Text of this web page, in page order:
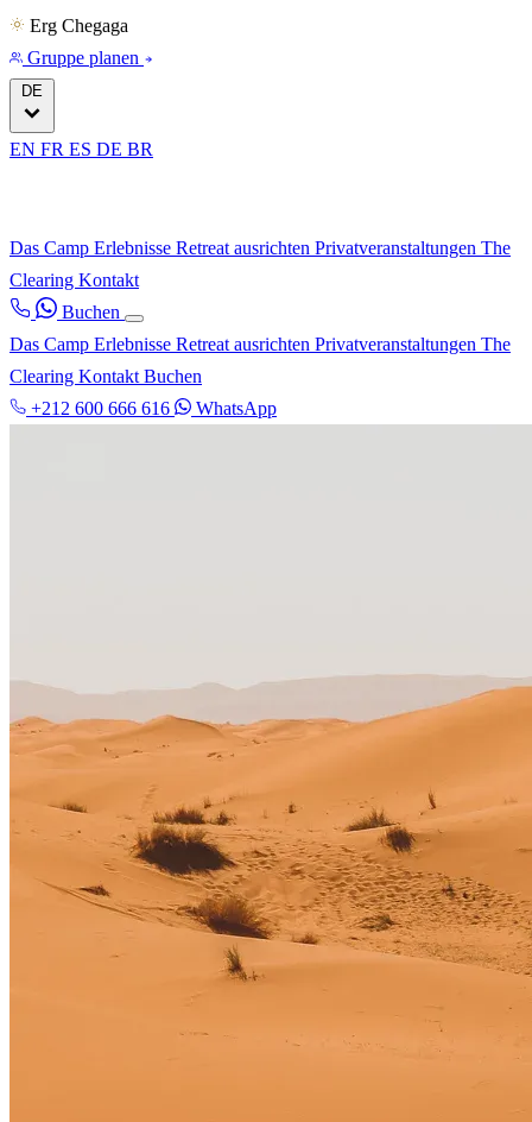
Erg Chegaga
Gruppe planen
DE
EN FR ES DE BR
Das Camp Erlebnisse Retreat ausrichten Privatveranstaltungen The
Clearing Kontakt
Buchen
Das Camp Erlebnisse Retreat ausrichten Privatveranstaltungen The
Clearing Kontakt Buchen
+212 600 666 616
WhatsApp